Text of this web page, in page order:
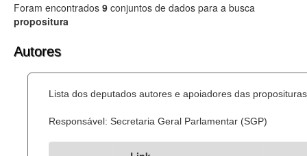
Lei de Acesso à Informação
Planejamento
Catálogo de dados
Processo Legislativo
Foram encontrados 9 conjuntos de dados para a busca
propositura
Autores
Lista dos deputados autores e apoiadores das
Responsável: Secretaria Geral Parlamentar (SGP)